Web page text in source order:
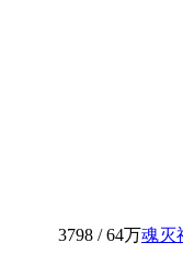
3798 /64万魂灭